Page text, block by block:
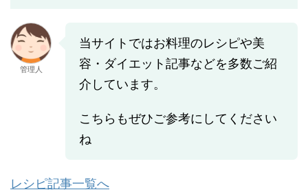
管理人
当サイトではお料理のレシピや美
容・ダイエット記事などを多数ご紹
介しています。
こちらもぜひご参考にしてください
ね
レシピ記事一覧へ